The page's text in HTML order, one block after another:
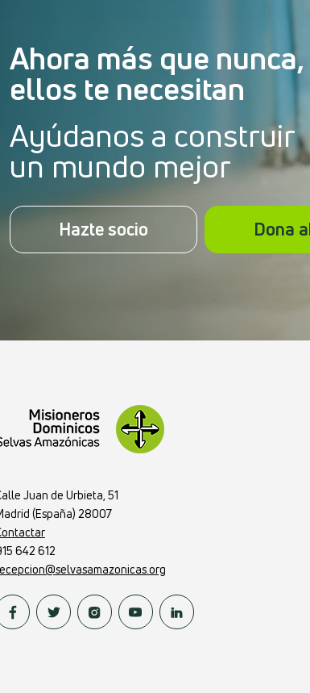
Ahora más que nunca,
ellos te necesitan
Ayúdanos a construir
un mundo mejor
Hazte socio Dona
Juan de Urbieta, 51
(España) 28007
642 612